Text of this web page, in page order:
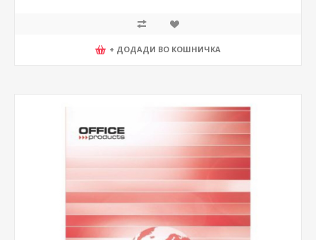
+ ДОДАДИ ВО КОШНИЧКА